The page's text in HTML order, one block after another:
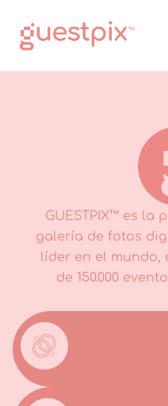
GUESTPIX™ es
galería de fotos
líder en el mundo,
de 150.000